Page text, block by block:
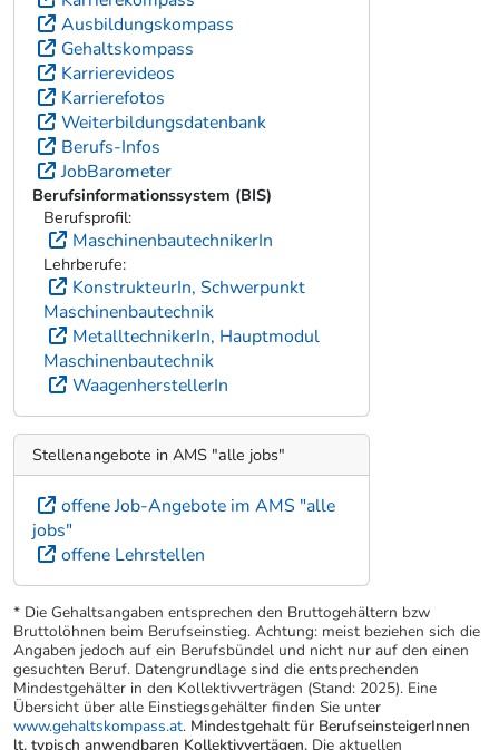
Ausbildungskompass
Gehaltskompass
Karrierevideos
Karrierefotos
Weiterbildungsdatenbank
Berufs-Infos
JobBarometer
Berufsinformationssystem (BIS)
Berufsprofil:
MaschinenbautechnikerIn
Lehrberufe:
KonstrukteurIn, Schwerpunkt
Maschinenbautechnik
MetalltechnikerIn, Hauptmodul
Maschinenbautechnik
WaagenherstellerIn
Stellenangebote in AMS "alle jobs"
offene Job-Angebote im AMS "alle
jobs"
offene Lehrstellen
* Die Gehaltsangaben entsprechen den Bruttogehältern bzw
Bruttolöhnen beim Berufseinstieg. Achtung: meist beziehen sich die
Angaben jedoch auf ein Berufsbündel und nicht nur auf den einen
gesuchten Beruf. Datengrundlage sind die entsprechenden
Mindestgehälter in den Kollektivverträgen (Stand: 2025). Eine
Übersicht über alle Einstiegsgehälter finden Sie unter
www.gehaltskompass.at. Mindestgehalt für BerufseinsteigerInnen
lt. typisch anwendbaren Kollektivvertägen. Die aktuellen